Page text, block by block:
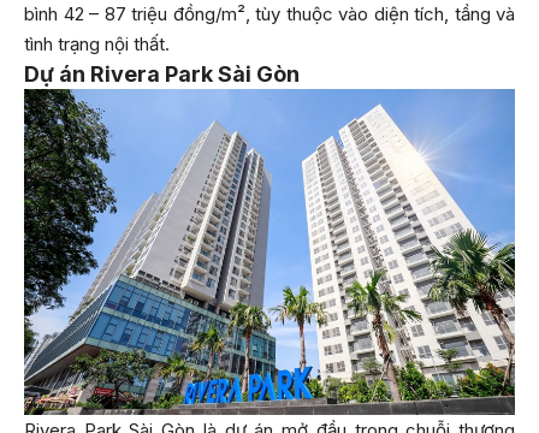
bình 42 – 87 triệu đồng/m², tùy thuộc vào diện tích, tầng và
tình trạng nội thất.
Dự án Rivera Park Sài Gòn